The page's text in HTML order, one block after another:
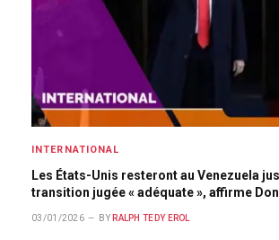
INTERNATIONAL
Les États-Unis resteront au Venezuela
transition jugée « adéquate », affirme
03/01/2026 BY RALPH TEDY EROL